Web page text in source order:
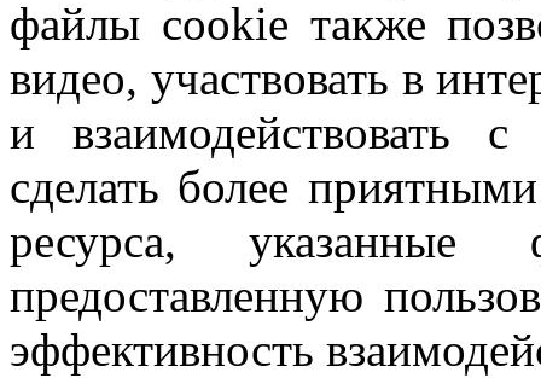
файлы cookie также
видео, участвовать в
и взаимодействовать
сделать более
ресурса,
предоставленную
эффективность